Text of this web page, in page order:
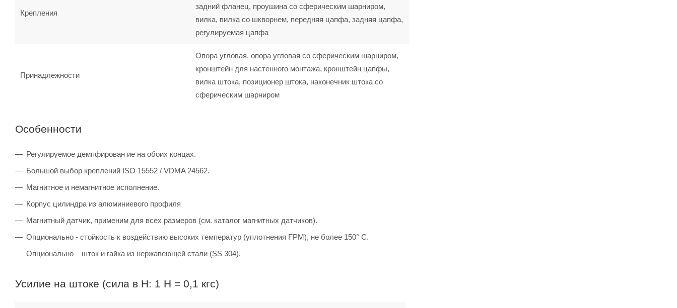
Крепления
задний фланец, проушина со сферическим шарниром,
вилка, вилка со шкворнем, передняя цапфа, задняя цапфа,
регулируемая цапфа
Принадлежности
Опора угловая, опора угловая со сферическим шарниром,
кронштейн для настенного монтажа, кронштейн цапфы,
вилка штока, позиционер штока, наконечник штока со
сферическим шарниром
Особенности
Регулируемое демпфирован ие на обоих концах.
Большой выбор креплений ISO 15552 / VDMA 24562.
Магнитное и немагнитное исполнение.
Корпус цилиндра из алюминиевого профиля
Магнитный датчик, применим для всех размеров (см. каталог магнитных датчиков).
Опционально - стойкость к воздействию высоких температур (уплотнения FPM), не более 150° C.
Опционально – шток и гайка из нержавеющей стали (SS 304).
Усилие на штоке (сила в Н: 1 Н = 0,1 кгс)